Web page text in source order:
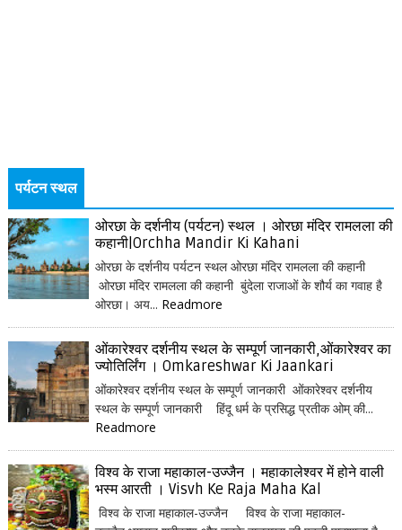
पर्यटन स्थल
ओरछा के दर्शनीय (पर्यटन) स्थल । ओरछा मंदिर रामलला की
कहानी|Orchha Mandir Ki Kahani
ओरछा के दर्शनीय पर्यटन स्थल ओरछा मंदिर रामलला की कहानी
ओरछा मंदिर रामलला की कहानी बुंदेला राजाओं के शौर्य का गवाह है
ओरछा। अय... Readmore
ओंकारेश्वर दर्शनीय स्थल के सम्पूर्ण जानकारी,ओंकारेश्वर का
ज्योतिर्लिंग । Omkareshwar Ki Jaankari
ओंकारेश्वर दर्शनीय स्थल के सम्पूर्ण जानकारी ओंकारेश्वर दर्शनीय
स्थल के सम्पूर्ण जानकारी हिंदू धर्म के प्रसिद्ध प्रतीक ओम् की...
Readmore
विश्व के राजा महाकाल-उज्जैन । महाकालेश्वर में होने वाली
भस्म आरती । Visvh Ke Raja Maha Kal
विश्व के राजा महाकाल-उज्जैन विश्व के राजा महाकाल-